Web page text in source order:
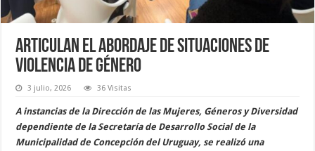
Articulan el abordaje de situaciones de
violencia de género
3 julio, 2026 36 Visitas
A instancias de la Dirección de las Mujeres, Géneros y Diversidad
dependiente de la Secretaría de Desarrollo Social de la
Municipalidad de Concepción del Uruguay, se realizó una